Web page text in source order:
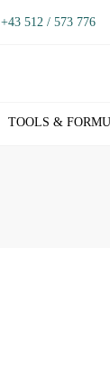
+43 512 / 573 776
TOOLS &